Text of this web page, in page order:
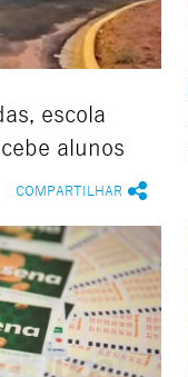
escola
alunos
COMPARTILHAR